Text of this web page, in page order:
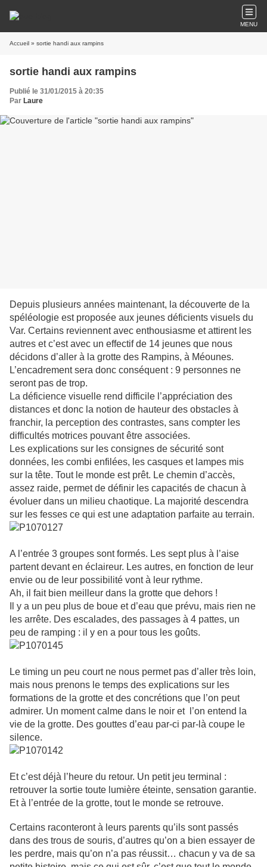
MENU
Accueil » sortie handi aux rampins
sortie handi aux rampins
Publié le 31/01/2015 à 20:35
Par Laure
Depuis plusieurs années maintenant, la découverte de la
spéléologie est proposée aux jeunes déficients visuels du
Var. Certains reviennent avec enthousiasme et attirent les
autres et c’est avec un effectif de 14 jeunes que nous
décidons d’aller à la grotte des Rampins, à Méounes.
L’encadrement sera donc conséquent : 9 personnes ne
seront pas de trop.
La déficience visuelle rend difficile l’appréciation des
distances et donc la notion de hauteur des obstacles à
franchir, la perception des contrastes, sans compter les
difficultés motrices pouvant être associées.
Les explications sur les consignes de sécurité sont
données, les combi enfilées, les casques et lampes mis
sur la tête. Tout le monde est prêt. Le chemin d’accès,
assez raide, permet de définir les capacités de chacun à
évoluer dans un milieu chaotique. La majorité descendra
sur les fesses ce qui est une adaptation parfaite au terrain.
A l’entrée 3 groupes sont formés. Les sept plus à l’aise
partent devant en éclaireur. Les autres, en fonction de leur
envie ou de leur possibilité vont à leur rythme.
Ah, il fait bien meilleur dans la grotte que dehors !
Il y a un peu plus de boue et d’eau que prévu, mais rien ne
les arrête. Des escalades, des passages à 4 pattes, un
peu de ramping : il y en a pour tous les goûts.
Le timing un peu court ne nous permet pas d’aller très loin,
mais nous prenons le temps des explications sur les
formations de la grotte et des concrétions que l’on peut
admirer. Un moment calme dans le noir et l’on entend la
vie de la grotte. Des gouttes d’eau par-ci par-là coupe le
silence.
Et c’est déjà l’heure du retour. Un petit jeu terminal :
retrouver la sortie toute lumière éteinte, sensation garantie.
Et à l’entrée de la grotte, tout le monde se retrouve.
Certains raconteront à leurs parents qu’ils sont passés
dans des trous de souris, d’autres qu’on a bien essayer de
les perdre, mais qu’on n’a pas réussit… chacun y va de sa